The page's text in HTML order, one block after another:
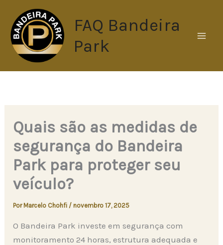
para
conteúdo
FAQ Bandeira
Park
Quais são as medidas de
segurança do Bandeira
Park para proteger seu
veículo?
Por Marcelo Chohfi / novembro 17, 2025
O Bandeira Park investe em segurança com
monitoramento 24 horas, estrutura adequada e